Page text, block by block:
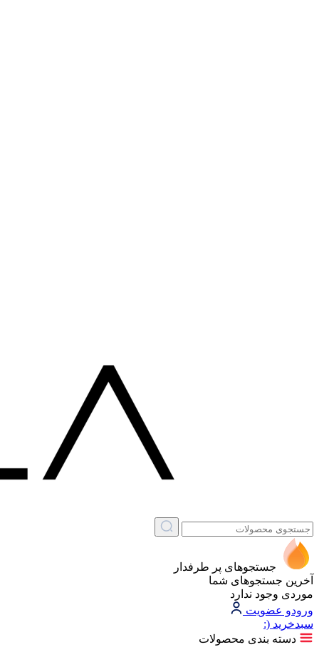
جستجوهای پر طرفدار
آخرین جستجوهای شما
موردی وجود ندارد
ورودو عضویت
سبد‌خرید (:
دسته بندی محصولات